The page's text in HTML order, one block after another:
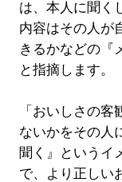
は、本人に聞く
内容はその人が
きるかなどの『
と指摘します。
「おいしさの
ないかをその人
聞く』というイ
で、より正しい